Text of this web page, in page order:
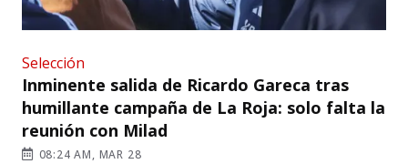
Selección
Inminente salida de Ricardo Gareca tras
humillante campaña de La Roja: solo falta la
reunión con Milad
08:24 AM, MAR 28